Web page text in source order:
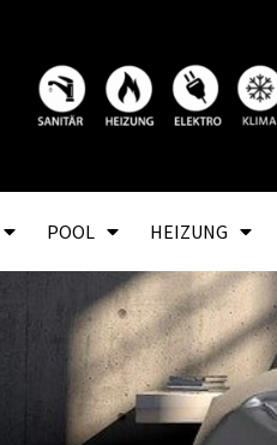
POOL HEIZUNG